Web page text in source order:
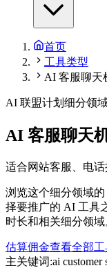
首页
工具类型
AI 客服聊天
AI 联盟计划细分领
AI 客服聊天
适合网站客服、电
浏览这个细分领域
择要推广的 AI 工具
时长和相关细分领域
估算佣金查看全部工
主关键词:ai customer